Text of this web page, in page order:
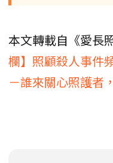
本文轉載自《愛長
欄】照顧殺人事件
－誰來關心照護者